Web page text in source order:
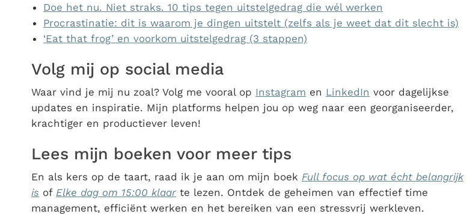
Doe het nu. Niet straks. 10 tips tegen uitstelgedrag die wél werken
Procrastinatie: dit is waarom je dingen uitstelt (zelfs als je weet dat dit slecht is)
‘Eat that frog’ en voorkom uitstelgedrag (3 stappen)
Volg mij op social media
Waar vind je mij nu zoal? Volg me vooral op Instagram en LinkedIn voor dagelijkse
updates en inspiratie. Mijn platforms helpen jou op weg naar een georganiseerder,
krachtiger en productiever leven!
Lees mijn boeken voor meer tips
En als kers op de taart, raad ik je aan om mijn boek Full focus op wat écht belangrijk
is of Elke dag om 15:00 klaar te lezen. Ontdek de geheimen van effectief time
management, efficiënt werken en het bereiken van een stressvrij werkleven.